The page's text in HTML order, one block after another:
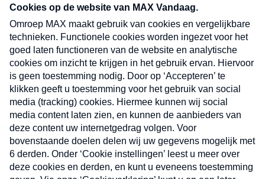
nieuwsbrief. Elke vrijdag- en dinsdagochtend in
uw mailbox.
Verzend
Nieuwsbrief